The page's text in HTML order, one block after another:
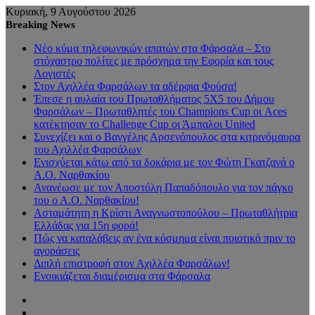
Κυριακή, 9 Αυγούστου 2026
Breaking News
Νέο κύμα τηλεφωνικών απατών στα Φάρσαλα – Στο
στόχαστρο πολίτες με πρόσχημα την Εφορία και τους
Λογιστές
Στον Αχιλλέα Φαρσάλων τα αδέρφια Φούσα!
Έπεσε η αυλαία του Πρωταθλήματος 5Χ5 του Δήμου
Φαρσάλων – Πρωταθλητές του Champions Cup οι Aces
κατέκτησαν το Challenge Cup οι Άμπαλοι United
Συνεχίζει και ο Βαγγέλης Αρσενόπουλος στα κιτρινόμαυρα
του Αχιλλέα Φαρσάλων
Ενισχύεται κάτω από τα δοκάρια με τον Φώτη Γκατζανά ο
Α.Ο. Ναρθακίου
Ανανέωσε με τον Αποστόλη Παπαδόπουλο για τον πάγκο
του ο Α.Ο. Ναρθακίου!
Ασταμάτητη η Κρίστι Αναγνωστοπούλου – Πρωταθλήτρια
Ελλάδας για 15η φορά!
Πώς να καταλάβεις αν ένα κόσμημα είναι ποιοτικό πριν το
αγοράσεις
Διπλή επιστροφή στον Αχιλλέα Φαρσάλων!
Ενοικιάζεται διαμέρισμα στα Φάρσαλα